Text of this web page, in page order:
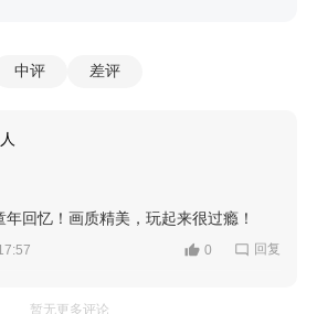
中评 差评
年回忆！画质精美，玩起来很过瘾！
0 回复
暂无更多评论